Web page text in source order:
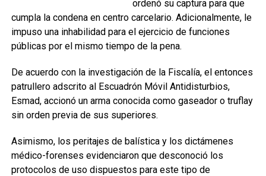
ordenó su captura para que
cumpla la condena en centro carcelario. Adicionalmente, le
impuso una inhabilidad para el ejercicio de funciones
públicas por el mismo tiempo de la pena.
De acuerdo con la investigación de la Fiscalía, el entonces
patrullero adscrito al Escuadrón Móvil Antidisturbios,
Esmad, accionó un arma conocida como gaseador o truflay
sin orden previa de sus superiores.
Asimismo, los peritajes de balística y los dictámenes
médico-forenses evidenciaron que desconoció los
protocolos de uso dispuestos para este tipo de